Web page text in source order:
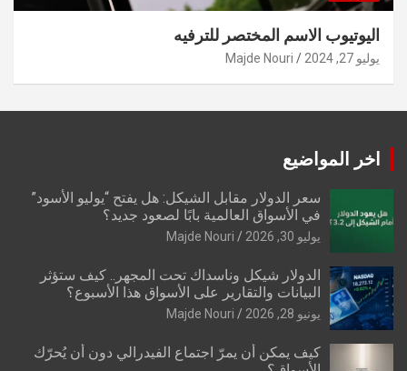
اليوتيوب الاسم المختصر للترفيه
يوليو 27, 2024 Majde Nouri
اخر المواضيع
سعر الدولار مقابل الشيكل: هل يفتح “يوليو الأسود”
في الأسواق العالمية بابًا لصعود جديد؟
يوليو 30, 2026 Majde Nouri
الدولار شيكل وناسداك تحت المجهر.. كيف ستؤثر
البيانات والتقارير على الأسواق هذا الأسبوع؟
يونيو 28, 2026 Majde Nouri
كيف يمكن أن يمرّ اجتماع الفيدرالي دون أن يُحرّك